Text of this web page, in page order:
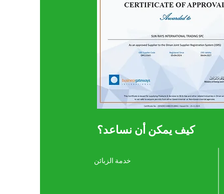
كيف يمكن أن نساعد؟
خدمة الزبائن